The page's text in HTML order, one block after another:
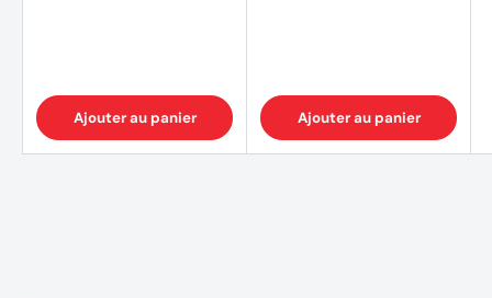
Ajouter au panier Ajouter au panier